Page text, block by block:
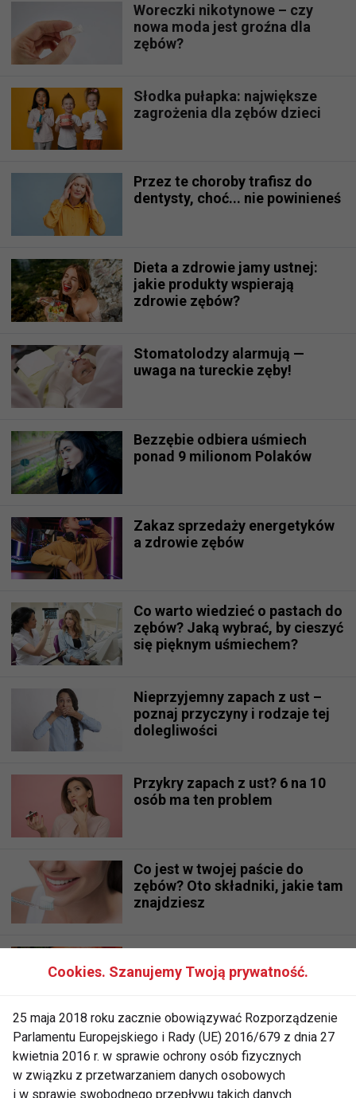
Woreczki nikotynowe – czy
nowa moda jest groźna dla
zębów?
Słodka pułapka: największe
zagrożenia dla zębów dzieci
Przez te choroby trafisz do
dentysty, choć... nie powinieneś
Dieta a zdrowie jamy ustnej:
jakie produkty wspierają
zdrowie zębów?
Stomatolodzy alarmują —
uwaga na tureckie zęby!
Bezzębie odbiera uśmiech
ponad 9 milionom Polaków
Zakaz sprzedaży energetyków
a zdrowie zębów
Co warto wiedzieć o pastach do
zębów? Jaką wybrać, by cieszyć
się pięknym uśmiechem?
Nieprzyjemny zapach z ust –
poznaj przyczyny i rodzaje tej
dolegliwości
Przykry zapach z ust? 6 na 10
osób ma ten problem
Co jest w twojej paście do
zębów? Oto składniki, jakie tam
znajdziesz
i funkcjach układu
Cztery kroki do białego
uśmiechu
Cookies. Szanujemy Twoją prywatność.
25 maja 2018 roku zacznie obowiązywać Rozporządzenie
Parlamentu Europejskiego i Rady (UE) 2016/679 z dnia 27
kwietnia 2016 r. w sprawie ochrony osób fizycznych
w związku z przetwarzaniem danych osobowych
i w sprawie swobodnego przepływu takich danych